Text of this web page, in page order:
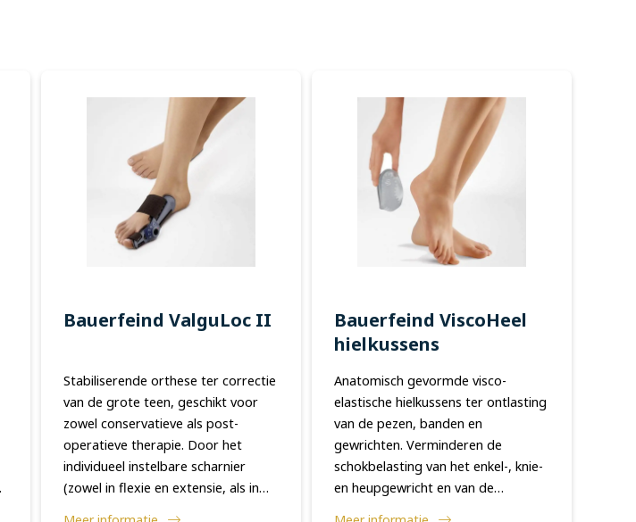
Bauerfeind ValguLoc II
Stabiliserende orthese ter correctie
van de grote teen, geschikt voor
zowel conservatieve als post-
operatieve therapie. Door het
individueel instelbare scharnier
(zowel in flexie en extensie, als in
Bauerfeind ViscoHeel
hielkussens
Anatomisch gevormde visco-
elastische hielkussens ter ontlasting
van de pezen, banden en
gewrichten. Verminderen de
schokbelasting van het enkel-, knie-
en heupgewricht en van de